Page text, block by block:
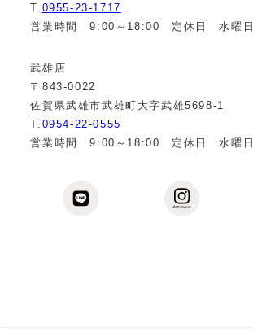
T. 0955-23-1717
営業時間 9:00～18:00 定休日 水曜日
武雄店
〒843-0022
佐賀県武雄市武雄町大字武雄5698-1
T. 0954-22-0555
営業時間 9:00～18:00 定休日 水曜日